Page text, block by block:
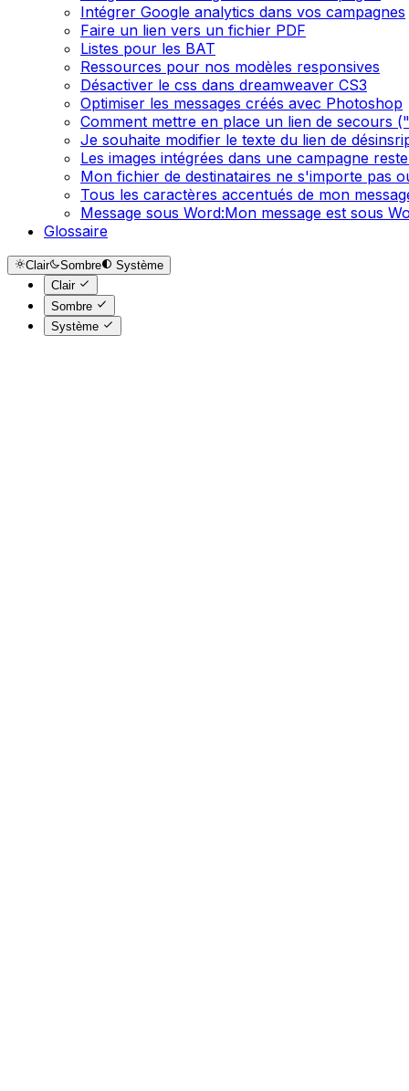
Intégrer Google analytics dans vos campagnes
Faire un lien vers un fichier PDF
Listes pour les BAT
Ressources pour nos modèles responsives
Désactiver le css dans dreamweaver CS3
Optimiser les messages créés avec Photoshop
Comment mettre en place un lien de secours
Je souhaite modifier le texte du lien de
Les images intégrées dans une campagne
Mon fichier de destinataires ne s'importe pas
Tous les caractères accentués de mon
Message sous Word:Mon message est sous
Glossaire
Clair Sombre
Système
Clair
Sombre
Système